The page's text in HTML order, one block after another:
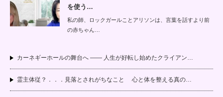
を使う…
私の師、ロックガールことアリソンは、言葉を話すより前
の赤ちゃん…
カーネギーホールの舞台へ —— 人生が好転し始めたクライアン…
霊主体従？．．．見落とされがちなこと 心と体を整える真の…